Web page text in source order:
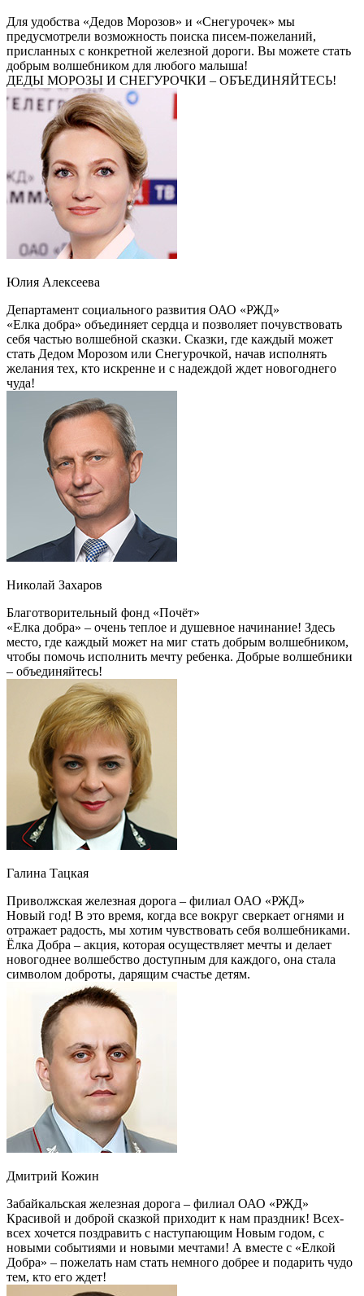
Для удобства «Дедов Морозов» и «Снегурочек» мы
предусмотрели возможность поиска писем-пожеланий,
присланных с конкретной железной дороги. Вы можете стать
добрым волшебником для любого малыша!
ДЕДЫ МОРОЗЫ И СНЕГУРОЧКИ – ОБЪЕДИНЯЙТЕСЬ!
Юлия Алексеева
Департамент социального развития ОАО «РЖД»
«Елка добра» объединяет сердца и позволяет почувствовать
себя частью волшебной сказки. Сказки, где каждый может
стать Дедом Морозом или Снегурочкой, начав исполнять
желания тех, кто искренне и с надеждой ждет новогоднего
чуда!
Николай Захаров
Благотворительный фонд «Почёт»
«Елка добра» – очень теплое и душевное начинание! Здесь
место, где каждый может на миг стать добрым волшебником,
чтобы помочь исполнить мечту ребенка. Добрые волшебники
– объединяйтесь!
Галина Тацкая
Приволжская железная дорога – филиал ОАО «РЖД»
Новый год! В это время, когда все вокруг сверкает огнями и
отражает радость, мы хотим чувствовать себя волшебниками.
Ёлка Добра – акция, которая осуществляет мечты и делает
новогоднее волшебство доступным для каждого, она стала
символом доброты, дарящим счастье детям.
Дмитрий Кожин
Забайкальская железная дорога – филиал ОАО «РЖД»
Красивой и доброй сказкой приходит к нам праздник! Всех-
всех хочется поздравить с наступающим Новым годом, с
новыми событиями и новыми мечтами! А вместе с «Елкой
Добра» – пожелать нам стать немного добрее и подарить чудо
тем, кто его ждет!